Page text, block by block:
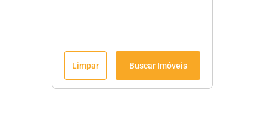
Limpar Buscar Imóveis